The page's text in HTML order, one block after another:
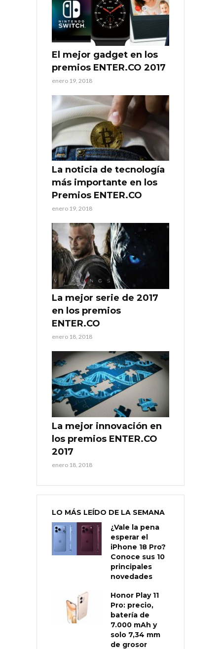
El mejor gadget en los
premios ENTER.CO 2017
enero 19, 2018
La noticia de tecnología
más importante en los
Premios ENTER.CO
enero 19, 2018
La mejor serie de 2017
en los premios
ENTER.CO
enero 18, 2018
La mejor innovación en
los premios ENTER.CO
2017
enero 18, 2018
LO MÁS LEÍDO DE LA SEMANA
¿Vale la pena
esperar el
iPhone 18 Pro?
Conoce sus 10
principales
novedades
Honor Play 11
Pro: precio,
batería de
7.000 mAh y
solo 7,34 mm
de grosor